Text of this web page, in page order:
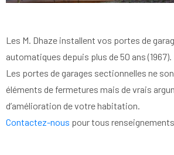
Les M. Dhaze installent vos portes de
automatiques depuis plus de 50 ans (1967).
Les portes de garages sectionnelles ne
éléments de fermetures mais de vrais
d’amélioration de votre habitation.
Contactez-nous pour tous renseignements.